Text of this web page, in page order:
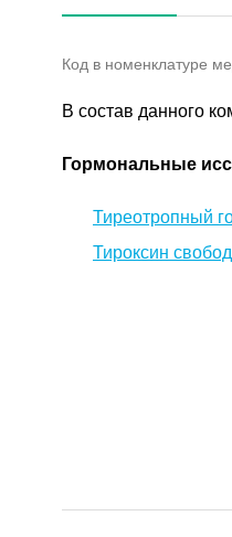
Код в номенклатуре
В состав данного
Гормональные
Тиреотропный
Тироксин